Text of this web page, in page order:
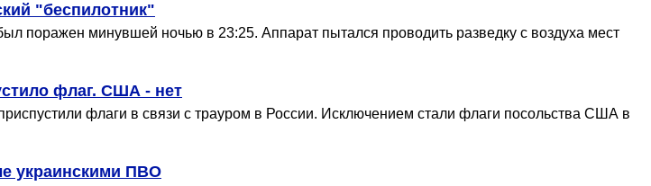
"беспилотник"
поражен минувшей ночью в 23:25. Аппарат пытался проводить разведку с воздуха мест
флаг. США - нет
флаги в связи с трауром в России. Исключением стали флаги посольства США в
украинскими ПВО